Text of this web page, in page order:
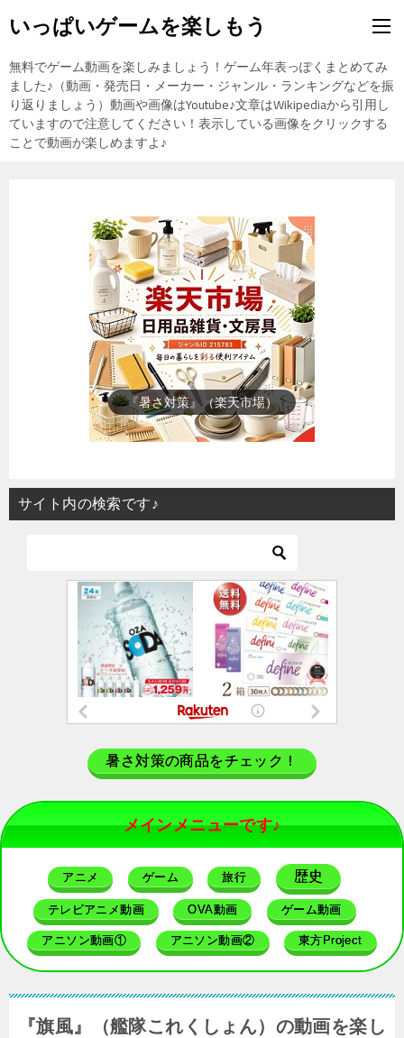
いっぱいゲームを楽しもう
無料でゲーム動画を楽しみましょう！ゲーム年表っぽくまとめてみ
ました♪（動画・発売日・メーカー・ジャンル・ランキングなどを振
り返りましょう）動画や画像はYoutube♪文章はWikipediaから引用し
ていますので注意してください！表示している画像をクリックする
ことで動画が楽しめますよ♪
『暑さ対策』（楽天市場）
サイト内の検索です♪
暑さ対策の商品をチェック！
メインメニューです♪
アニメ ゲーム 旅行 歴史
テレビアニメ動画 OVA動画 ゲーム動画
アニソン動画① アニソン動画② 東方Project
『旗風』（艦隊これくしょん）の動画を楽し